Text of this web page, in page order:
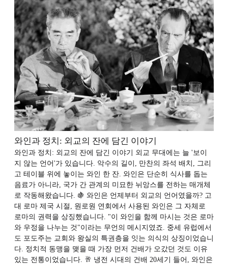
와인과 정치: 외교의 잔에 담긴 이야기
와인과 정치: 외교의 잔에 담긴 이야기 외교 무대에는 늘 '보이
지 않는 언어'가 있습니다. 악수의 길이, 만찬의 좌석 배치, 그리
고 테이블 위에 놓이는 와인 한 잔. 와인은 단순히 식사를 돕는
음료가 아니라, 국가 간 관계의 미묘한 뉘앙스를 전하는 매개체
로 작동해왔습니다. 🍇 와인은 언제부터 외교의 언어였을까? 고
대 로마 제국 시절, 원로원 연회에서 사용된 와인은 그 자체로
로마의 권력을 상징했습니다. "이 와인을 함께 마시는 것은 로마
와 우정을 나누는 것"이라는 무언의 메시지였죠. 중세 유럽에서
도 포도주는 교회와 왕실의 특권층을 잇는 의식의 상징이었습니
다. 정치적 동맹을 맺을 때 가장 먼저 건배가 오갔던 것도 이유
있는 전통이었습니다. 🥂 냉전 시대의 건배 20세기 들어, 와인은